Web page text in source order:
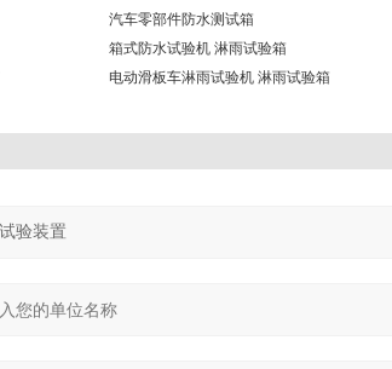
汽车零部件防水测试箱
箱式防水试验机 淋雨试验箱
电动滑板车淋雨试验机 淋雨试验箱